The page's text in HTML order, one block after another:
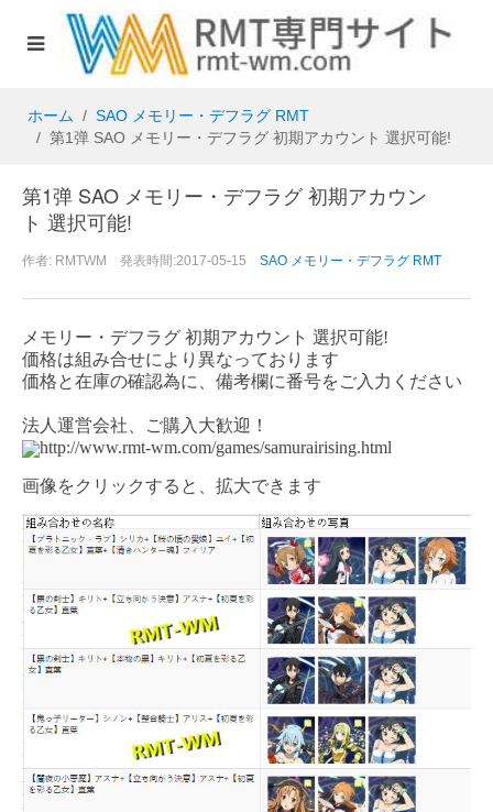
ホーム
SAO メモリー・デフラグ RMT
第1弹 SAO メモリー・デフラグ 初期アカウント 選択可能!
第1弹 SAO メモリー・デフラグ 初期アカウン
ト 選択可能!
作者: RMTWM 発表時間:2017-05-15 SAO メモリー・デフラグ RMT
メモリー・デフラグ 初期アカウント 選択可能!
価格は組み合せにより異なっております
価格と在庫の確認為に、備考欄に番号をご入力ください
法人運営会社、ご購入大歓迎！
http://www.rmt-wm.com/games/samurairising.html
画像をクリックすると、拡大できます